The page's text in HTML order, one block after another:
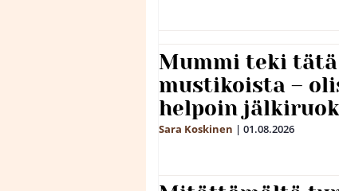
Mummi teki
mustikoista –
helpoin
Sara Koskinen | 01.08.2026